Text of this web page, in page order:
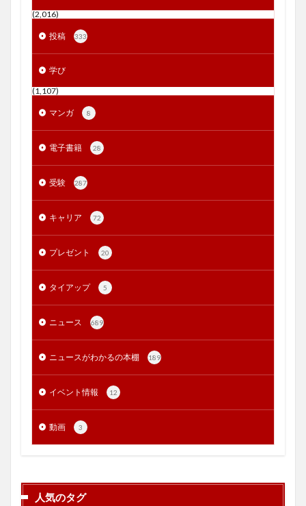
(2,016)
投稿 333
学び
(1,107)
マンガ 8
電子書籍 28
受験 287
キャリア 72
プレゼント 20
タイアップ 5
ニュース 689
ニュースがわかるの本棚 189
イベント情報 12
動画 3
人気のタグ